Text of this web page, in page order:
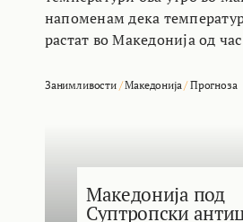
напоменам дека
растат во Македонија од
Занимливости/Македонија/Прогноза
Македонија под
Суптропски